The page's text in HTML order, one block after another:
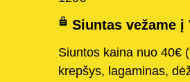
Siuntas vežame į
Siuntos kaina nuo 40€
krepšys, lagaminas,